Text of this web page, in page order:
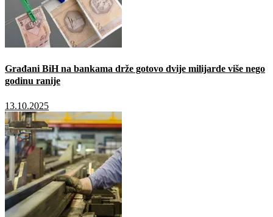
Građani BiH na bankama drže gotovo dvije milijarde više nego
godinu ranije
13.10.2025